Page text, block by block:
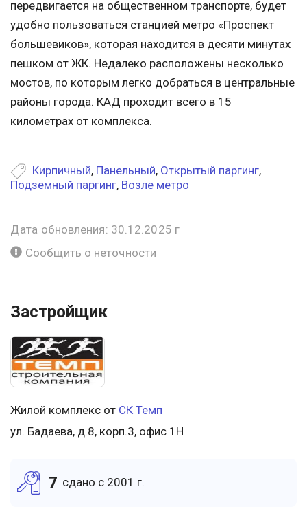
передвигается на общественном транспорте, будет
удобно пользоваться станцией метро «Проспект
большевиков», которая находится в десяти минутах
пешком от ЖК. Недалеко расположены несколько
мостов, по которым легко добраться в центральные
районы города. КАД проходит всего в 15
километрах от комплекса.
Кирпичный, Панельный, Открытый паргинг,
Подземный паргинг, Возле метро
Дата обновления: 30.12.2025 г
Сообщить о неточности
Застройщик
Жилой комплекс от СК Темп
ул. Бадаева, д.8, корп.3, офис 1Н
7 cдано c 2001 г.